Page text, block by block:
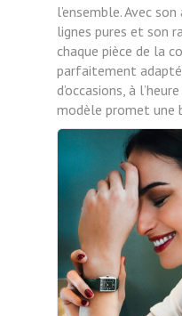
l’ensemble. Avec
lignes pures et son
chaque pièce de la
parfaitement
d’occasions, à
modèle promet une